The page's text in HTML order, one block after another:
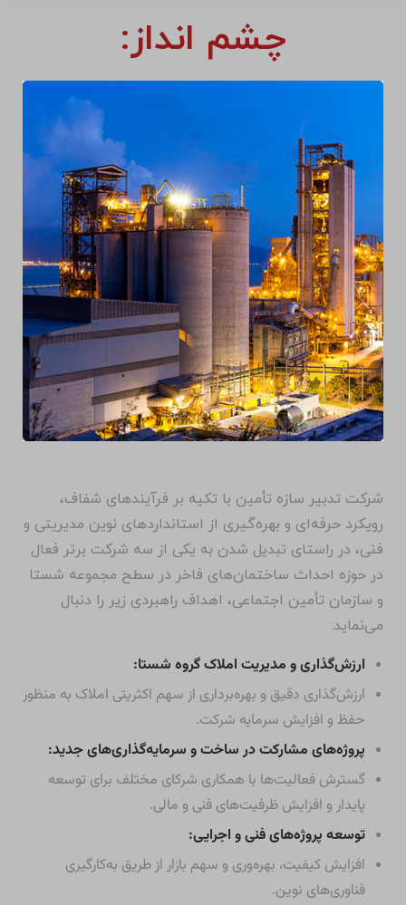
چشم انداز:
شرکت تدبیر سازه تأمین با تکیه بر فرآیندهای شفاف،
رویکرد حرفه‌ای و بهره‌گیری از استانداردهای نوین مدیریتی و
فنی، در راستای تبدیل شدن به یکی از سه شرکت برتر فعال
در حوزه احداث ساختمان‌های فاخر در سطح مجموعه شستا
و سازمان تأمین اجتماعی، اهداف راهبردی زیر را دنبال
می‌نماید:
ارزش‌گذاری و مدیریت املاک گروه شستا:
ارزش‌گذاری دقیق و بهره‌برداری از سهم اکثریتی املاک به منظور
حفظ و افزایش سرمایه شرکت.
پروژه‌های مشارکت در ساخت و سرمایه‌گذاری‌های جدید:
گسترش فعالیت‌ها با همکاری شرکای مختلف برای توسعه
پایدار و افزایش ظرفیت‌های فنی و مالی.
توسعه پروژه‌های فنی و اجرایی:
افزایش کیفیت، بهره‌وری و سهم بازار از طریق به‌کارگیری
فناوری‌های نوین.